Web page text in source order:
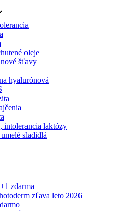
oleje
šťavy
hyalurónová
intolerancia laktózy
sladidlá
zdarma
zľava leto 2026